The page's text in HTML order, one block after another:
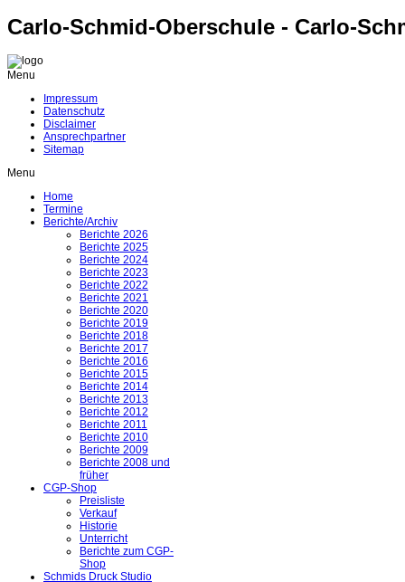
Carlo-Schmid-Oberschule - Carlo-
Menu
Impressum
Datenschutz
Disclaimer
Ansprechpartner
Sitemap
Menu
Home
Termine
Berichte/Archiv
Berichte 2026
Berichte 2025
Berichte 2024
Berichte 2023
Berichte 2022
Berichte 2021
Berichte 2020
Berichte 2019
Berichte 2018
Berichte 2017
Berichte 2016
Berichte 2015
Berichte 2014
Berichte 2013
Berichte 2012
Berichte 2011
Berichte 2010
Berichte 2009
Berichte 2008 und
früher
CGP-Shop
Preisliste
Verkauf
Historie
Unterricht
Berichte zum CGP-
Shop
Schmids Druck Studio